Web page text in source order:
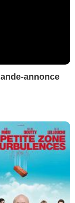
annonce